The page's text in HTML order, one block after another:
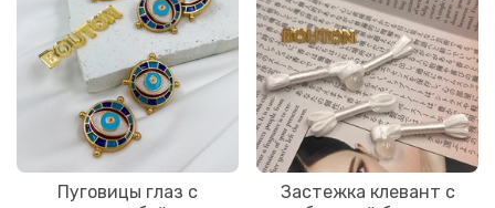
Пуговицы глаз с
Застежка клевант с